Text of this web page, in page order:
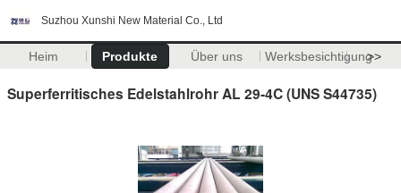
Suzhou Xunshi New Material Co., Ltd
Heim Produkte Über uns Werksbesichtigung>>
Superferritisches Edelstahlrohr AL 29-4C (UNS S44735)